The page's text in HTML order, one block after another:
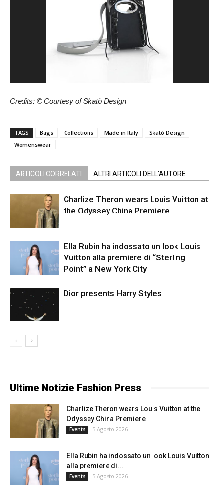
Credits: © Courtesy ofSkatò Design
TAGS Bags Collections Made in Italy
Skatò Design
Womenswear
ARTICOLI CORRELATI ALTRI ARTICOLI DELL'AUTORE
Charlize Theron wears Louis Vuitton at
the Odyssey China Premiere
Ella Rubin ha indossato un look Louis
Vuitton alla premiere di “Sterling
Point” a New York City
Dior presents Harry Styles
Ultime Notizie Fashion Press
Charlize Theron wears Louis Vuitton at the
Odyssey China Premiere
Events 5 Agosto 2026
Ella Rubin ha indossato un look Louis Vuitton
alla premiere di...
Events 5 Agosto 2026